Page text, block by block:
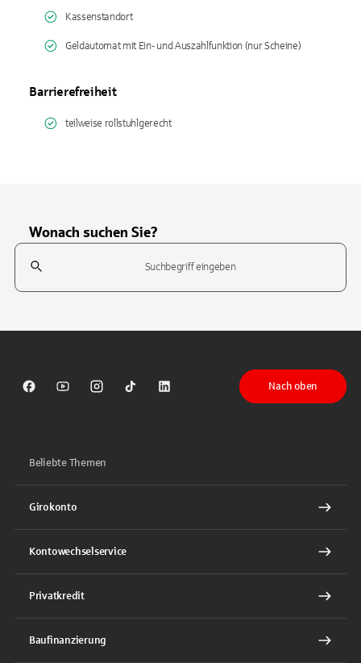
Kassenstandort
Geldautomat mit Ein- und Auszahlfunktion (nur Scheine)
Barrierefreiheit
teilweise rollstuhlgerecht
Wonach suchen Sie?
Suchfeld
Sparkasse auf Facebook
Sparkasse auf Youtube
Sparkasse auf Instagram
Sparkasse auf TikTok
Sparkasse auf LinkedIn
Nach oben
Beliebte Themen
Girokonto
Kontowechselservice
Privatkredit
Baufinanzierung